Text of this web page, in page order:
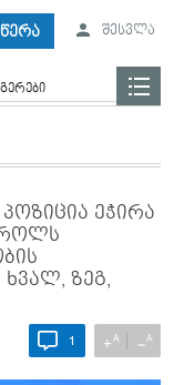
შესვლა
ეჭირა
როლს
ხვალ, ზეგ,
1 +A −A